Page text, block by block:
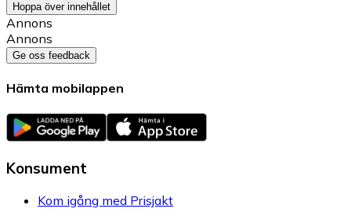
Hoppa över innehållet
Annons
Annons
Ge oss feedback
Hämta mobilappen
Konsument
Kom igång med Prisjakt